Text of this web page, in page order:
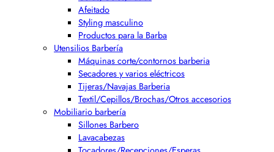
Afeitado
Styling masculino
Productos para la Barba
Utensilios Barbería
Máquinas corte/contornos barberia
Secadores y varios eléctricos
Tijeras/Navajas Barberia
Textil/Cepillos/Brochas/Otros accesorios
Mobiliario barbería
Sillones Barbero
Lavacabezas